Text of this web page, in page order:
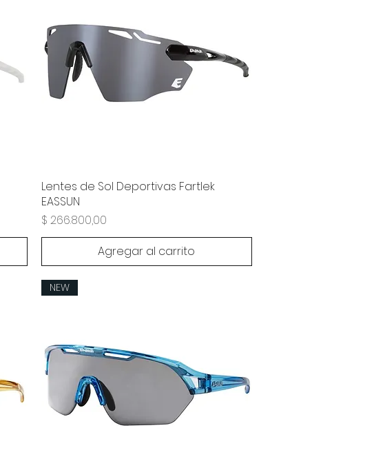
Lentes de Sol Deportivas Fartlek
EASSUN
Precio
$ 266.800,00
Agregar al carrito
NEW